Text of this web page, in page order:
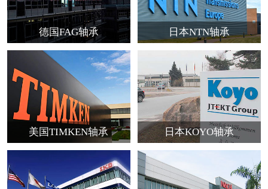
德国FAG轴承 日本NTN轴承
美国TIMKEN轴承 日本KOYO轴承